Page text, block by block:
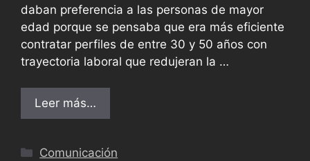
daban preferencia a las personas de mayor
edad porque se pensaba que era más eficiente
contratar perfiles de entre 30 y 50 años con
trayectoria laboral que redujeran la …
Leer más…
Comunicación